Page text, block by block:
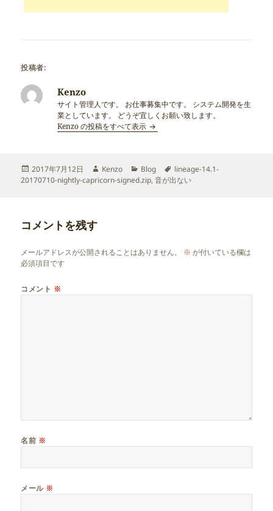
投稿者:
Kenzo
サイト管理人です。 お仕事募集中です。 システム開発を生
業としています。 どうぞ宜しくお願い致します。
Kenzo の投稿をすべて表示
投
稿
2017年7月12日
作
成
Kenzo
カ
テ
Blog
タ
グ
lineage-14.1-
20170710-nightly-capricorn-signed.zip,音が出ない
コメントを残す
メールアドレスが公開されることはありません。 ※ が付いている欄は
必須項目です
コメント ※
名前 ※
メール ※